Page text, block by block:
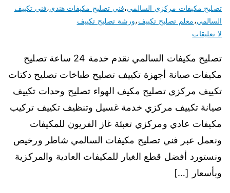
تصليح مكيفات مركزي السالمي،فني تصليح مكيفات هندي،فني تكييف
السالمي،معلم تصليح تكييف،ورشة تصليح تكييف
لا تعليقات
تصليح مكيفات السالمي نقدم خدمة 24 ساعة تصليح
مكيفات صيانة أجهزة تكييف تصليح طباخات تصليح دكتات
تكييف مركزي تصليح مكيف الهواء تصليح وحدات تكييف
صيانة تكييف مركزي خدمة غسيل وتنظيف تكييف تركيب
مكيفات عادي ومركزي تعبئة غاز الفريون للمكيفات
ونعمل عبر فني تصليح مكيفات السالمي شاطر ورخيص
ونستورد أفضل قطع الغيار للمكيفات العادية والمركزية
وبأسعار […]